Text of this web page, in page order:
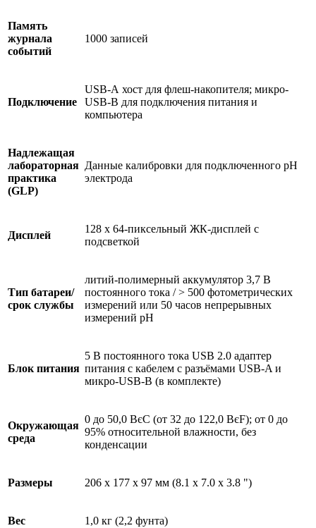
Память
журнала
событий
1000 записей
Подключение
USB-А хост для флеш-накопителя; микро-
USB-B для подключения питания и
компьютера
Надлежащая
лабораторная
практика
(GLP)
Данные калибровки для подключенного pH
электрода
Дисплей
128 x 64-пиксельный ЖК-дисплей с
подсветкой
Тип батареи/
срок службы
литий-полимерный аккумулятор 3,7 В
постоянного тока / > 500 фотометрических
измерений или 50 часов непрерывных
измерений pH
Блок питания
5 В постоянного тока USB 2.0 адаптер
питания с кабелем с разъёмами USB-A и
микро-USB-B (в комплекте)
Окружающая
среда
0 до 50,0 ВєC (от 32 до 122,0 ВєF); от 0 до
95% относительной влажности, без
конденсации
Размеры 206 x 177 x 97 мм (8.1 x 7.0 x 3.8 ")
Вес 1,0 кг (2,2 фунта)